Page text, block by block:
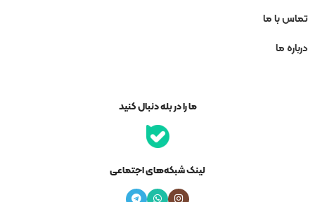
تماس با ما
درباره ما
ما را در بله دنبال کنید
لینک شبکه‌های اجتماعی